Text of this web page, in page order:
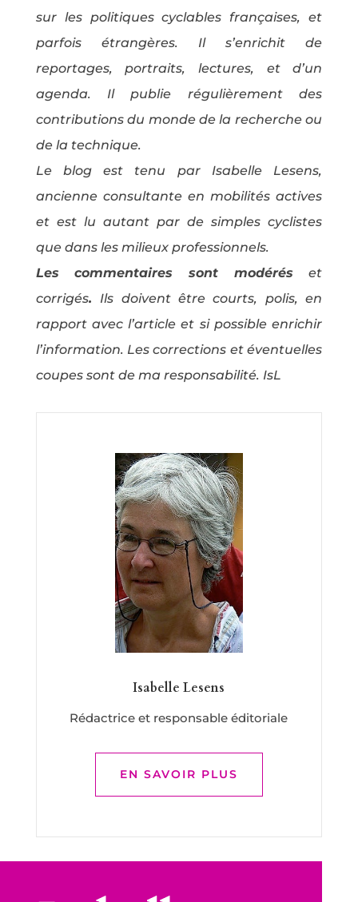
sur les politiques cyclables françaises, et
parfois étrangères. Il s’enrichit de
reportages, portraits, lectures, et d’un
agenda. Il publie régulièrement des
contributions du monde de la recherche ou
de la technique.
Le blog est tenu par Isabelle Lesens,
ancienne consultante en mobilités actives
et est lu autant par de simples cyclistes
que dans les milieux professionnels.
Les commentaires sont modéréset
corrigés. Ils doivent être courts, polis, en
rapport avec l’article et si possible enrichir
l’information. Les corrections et éventuelles
coupes sont de ma responsabilité. IsL
Isabelle Lesens
Rédactrice et responsable éditoriale
EN SAVOIR PLUS